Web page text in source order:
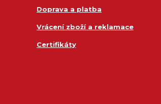
Doprava a platba
Vrácení zboží a reklamace
Certifikáty